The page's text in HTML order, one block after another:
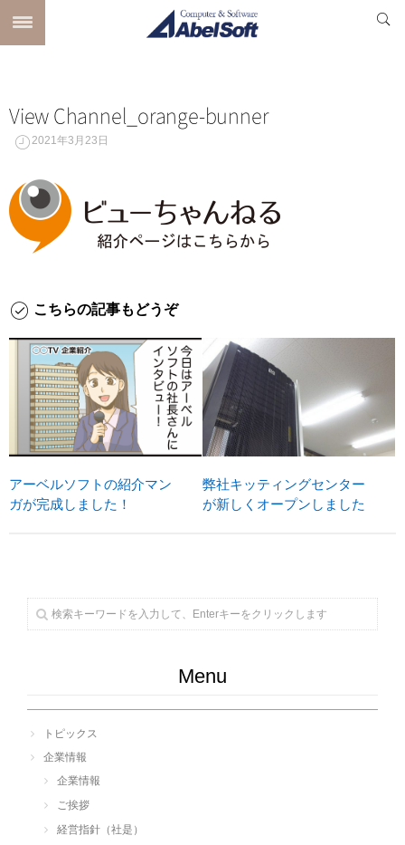
View Channel_orange-bunner
2021年3月23日
こちらの記事もどうぞ
アーベルソフトの紹介マン
ガが完成しました！
弊社キッティングセンター
が新しくオープンしました
Menu
トピックス
企業情報
企業情報
ご挨拶
経営指針（社是）